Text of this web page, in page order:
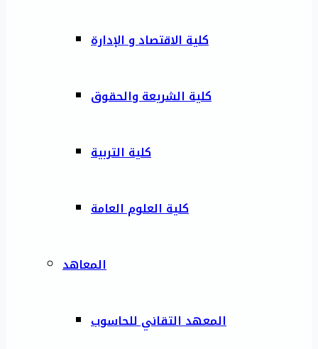
كلية الاقتصاد و الإدارة
كلية الشريعة والحقوق
كلية التربية
كلية العلوم العامة
المعاهد
المعهد التقاني للحاسوب